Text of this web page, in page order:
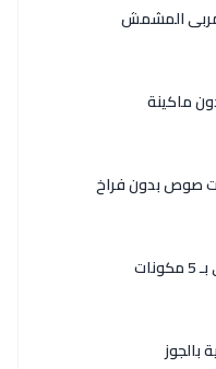
المشمش
ماكينة
صوص بدون فراخ
بالجوز